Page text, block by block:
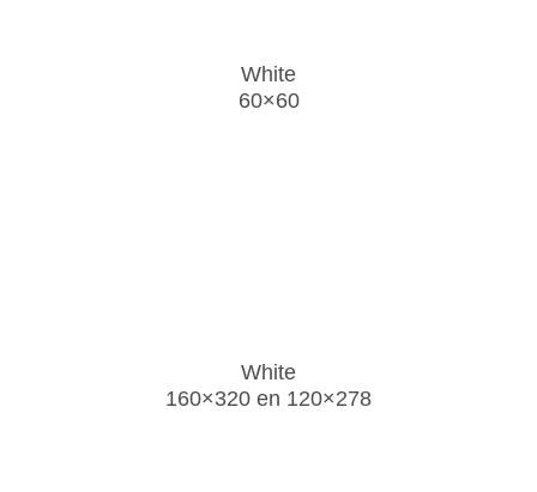
White
60×60
White
160×320 en 120×278